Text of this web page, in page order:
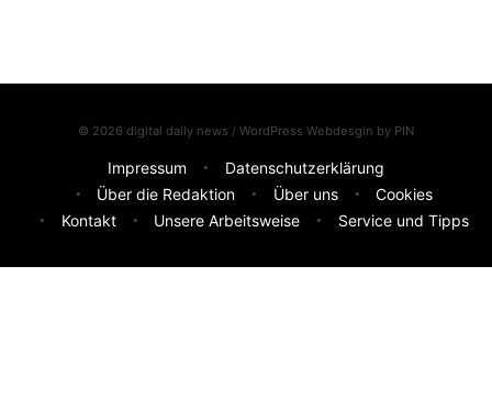
© 2026 digital daily news / WordPress Webdesgin by PIN
Impressum
Datenschutzerklärung
Über die Redaktion
Über uns
Cookies
Kontakt
Unsere Arbeitsweise Service und Tipps